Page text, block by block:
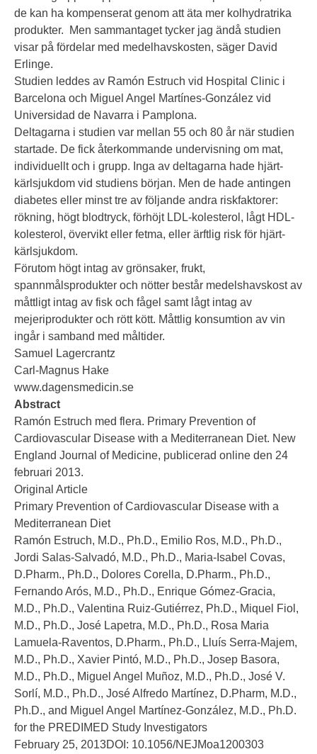
de kan ha kompenserat genom att äta mer kolhydratrika
produkter. Men sammantaget tycker jag ändå studien
visar på fördelar med medelhavskosten, säger David
Erlinge.
Studien leddes av Ramón Estruch vid Hospital Clinic i
Barcelona och Miguel Angel Martínes-González vid
Universidad de Navarra i Pamplona.
Deltagarna i studien var mellan 55 och 80 år när studien
startade. De fick återkommande undervisning om mat,
individuellt och i grupp. Inga av deltagarna hade hjärt-
kärlsjukdom vid studiens början. Men de hade antingen
diabetes eller minst tre av följande andra riskfaktorer:
rökning, högt blodtryck, förhöjt LDL-kolesterol, lågt HDL-
kolesterol, övervikt eller fetma, eller ärftlig risk för hjärt-
kärlsjukdom.
Förutom högt intag av grönsaker, frukt,
spannmålsprodukter och nötter består medelshavskost av
måttligt intag av fisk och fågel samt lågt intag av
mejeriprodukter och rött kött. Måttlig konsumtion av vin
ingår i samband med måltider.
Samuel Lagercrantz
Carl-Magnus Hake
www.dagensmedicin.se
Abstract
Ramón Estruch med flera. Primary Prevention of
Cardiovascular Disease with a Mediterranean Diet. New
England Journal of Medicine, publicerad online den 24
februari 2013.
Original Article
Primary Prevention of Cardiovascular Disease with a
Mediterranean Diet
Ramón Estruch, M.D., Ph.D., Emilio Ros, M.D., Ph.D.,
Jordi Salas-Salvadó, M.D., Ph.D., Maria-Isabel Covas,
D.Pharm., Ph.D., Dolores Corella, D.Pharm., Ph.D.,
Fernando Arós, M.D., Ph.D., Enrique Gómez-Gracia,
M.D., Ph.D., Valentina Ruiz-Gutiérrez, Ph.D., Miquel Fiol,
M.D., Ph.D., José Lapetra, M.D., Ph.D., Rosa Maria
Lamuela-Raventos, D.Pharm., Ph.D., Lluís Serra-Majem,
M.D., Ph.D., Xavier Pintó, M.D., Ph.D., Josep Basora,
M.D., Ph.D., Miguel Angel Muñoz, M.D., Ph.D., José V.
Sorlí, M.D., Ph.D., José Alfredo Martínez, D.Pharm, M.D.,
Ph.D., and Miguel Angel Martínez-González, M.D., Ph.D.
for the PREDIMED Study Investigators
February 25, 2013DOI: 10.1056/NEJMoa1200303